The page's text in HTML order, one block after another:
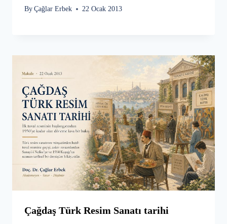
By Çağlar Erbek 22 Ocak 2013
Çağdaş Türk Resim Sanatı tarihi